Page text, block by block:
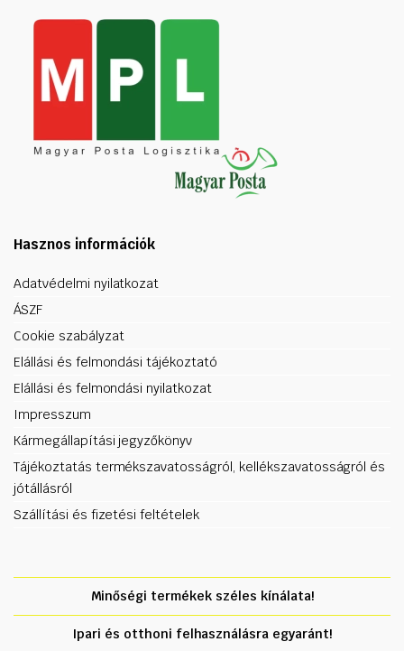
Hasznos információk
Adatvédelmi nyilatkozat
ÁSZF
Cookie szabályzat
Elállási és felmondási tájékoztató
Elállási és felmondási nyilatkozat
Impresszum
Kármegállapítási jegyzőkönyv
Tájékoztatás termékszavatosságról, kellékszavatosságról és
jótállásról
Szállítási és fizetési feltételek
Minőségi termékek széles kínálata!
Ipari és otthoni felhasználásra egyaránt!